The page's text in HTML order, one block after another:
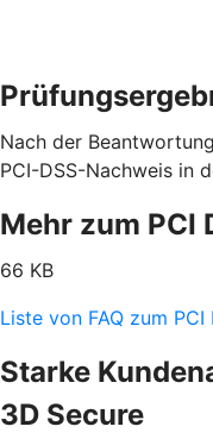
Nach der
PCI-DSS-Nachweis in
Mehr zum PCI
66 KB
Liste von FAQ zum PCI
Starke
3D Secure